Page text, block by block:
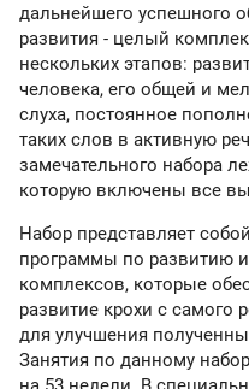
дальнейшего успешного
развития - целый
нескольких этапов:
человека, его общей и
слуха, постоянное
таких слов в активную
замечательного набора
которую включены все
Набор представляет
программы по развитию
комплексов, которые
развитие крохи с
для улучшения
Занятия по данному